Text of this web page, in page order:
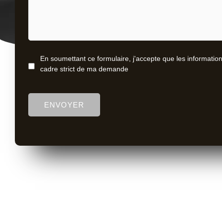
Consent
En soumettant ce formulaire, j'accepte que les
cadre strict de ma demande